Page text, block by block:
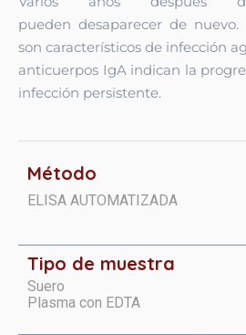
pueden desaparecer de
son característicos de infección
anticuerpos IgA indican la
infección persistente.
Método
ELISA AUTOMATIZADA
Tipo de muestra
Suero
Plasma con EDTA